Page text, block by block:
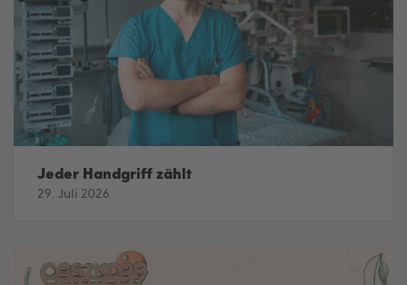
Jeder Handgriff zählt
29. Juli 2026